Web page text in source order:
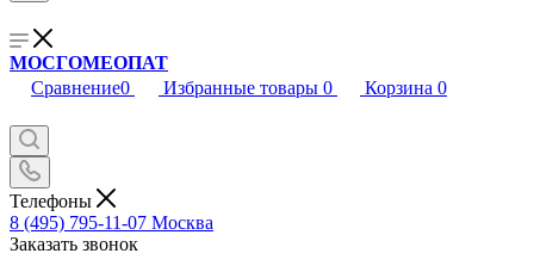
МОСГОМЕОПАТ
Сравнение0 Избранные товары 0 Корзина 0
Телефоны
8 (495) 795-11-07 Москва
Заказать звонок